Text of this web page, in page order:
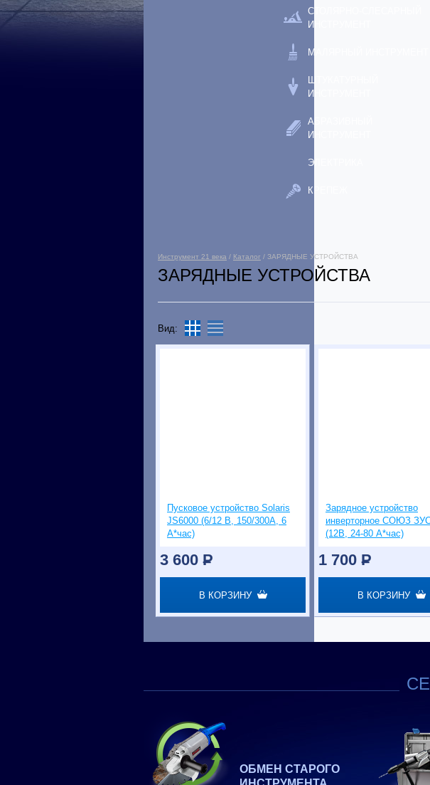
СТОЛЯРНО-СЛЕСАРНЫЙ
ИНСТРУМЕНТ
МАЛЯРНЫЙ ИНСТРУМЕНТ
ШТУКАТУРНЫЙ
ИНСТРУМЕНТ
АБРАЗИВНЫЙ
ИНСТРУМЕНТ
ЭЛЕКТРИКА
КРЕПЕЖ
Инструмент 21 века / Каталог / ЗАРЯДНЫЕ УСТРОЙСТВА
ЗАРЯДНЫЕ УСТРОЙСТВА
Вид:
Пусковое устройство Solaris
JS6000 (6/12 В, 150/300А, 6
А*час)
3 600 P
В КОРЗИНУ
Зарядное устройство
инверторное СОЮЗ
(12В, 24-80 А*час)
1 700 P
В КОРЗИНУ
ОБМЕН СТАРОГО